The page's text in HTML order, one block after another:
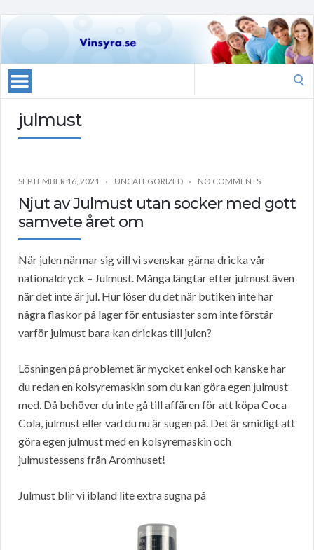
julmust
SEPTEMBER 16, 2021 UNCATEGORIZED NO COMMENTS
Njut av Julmust utan socker med gott
samvete året om
När julen närmar sig vill vi svenskar gärna dricka vår
nationaldryck – Julmust. Många längtar efter julmust även
när det inte är jul. Hur löser du det när butiken inte har
några flaskor på lager för entusiaster som inte förstår
varför julmust bara kan drickas till julen?
Lösningen på problemet är mycket enkel och kanske har
du redan en kolsyremaskin som du kan göra egen julmust
med. Då behöver du inte gå till affären för att köpa Coca-
Cola, julmust eller vad du nu är sugen på. Det är smidigt att
göra egen julmust med en kolsyremaskin och
julmustessens från Aromhuset!
Julmust blir vi ibland lite extra sugna på